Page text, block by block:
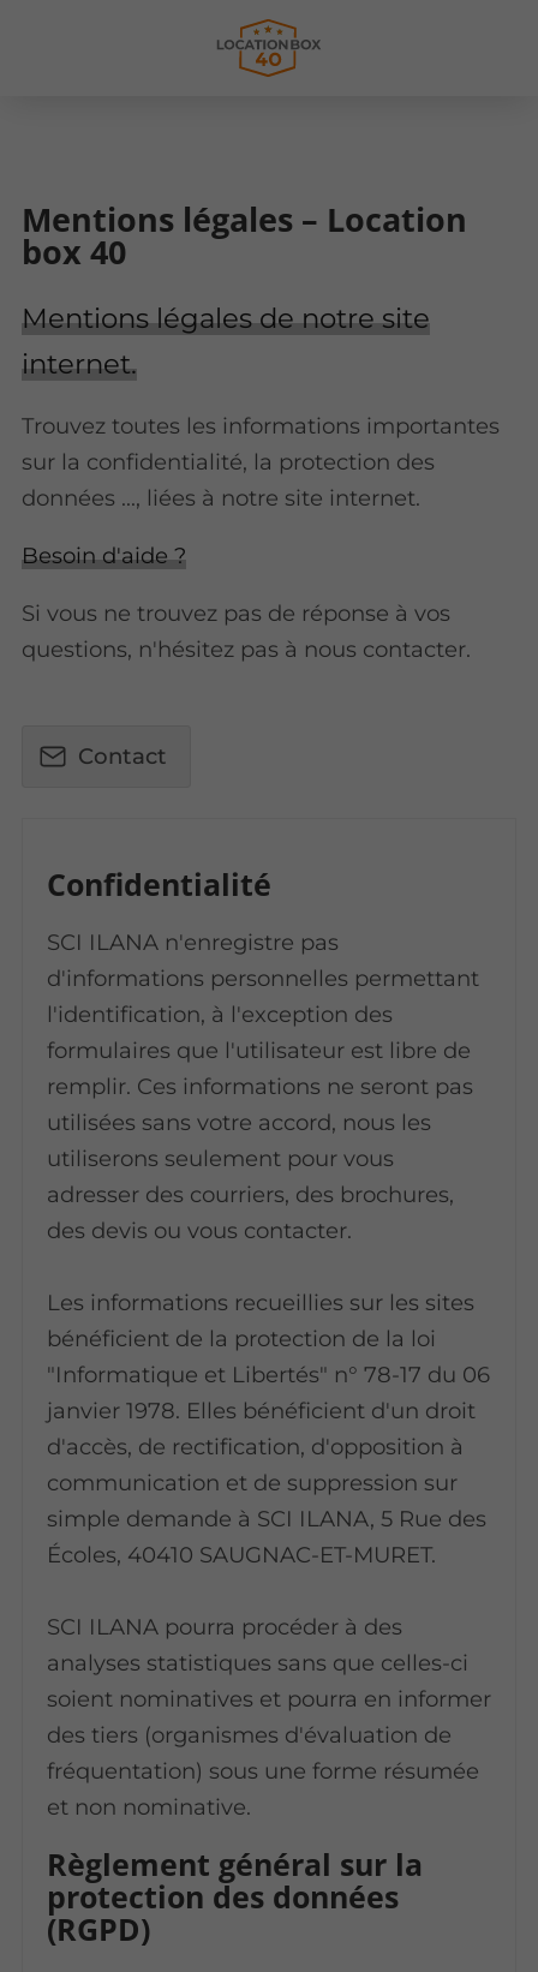
Mentions légales – Location
box 40
Mentions légales de notre site
internet.
Trouvez toutes les informations importantes
sur la confidentialité, la protection des
données ..., liées à notre site internet.
Besoin d'aide ?
Si vous ne trouvez pas de réponse à vos
questions, n'hésitez pas à nous contacter.
Contact
Confidentialité
SCI ILANA n'enregistre pas
d'informations personnelles permettant
l'identification, à l'exception des
formulaires que l'utilisateur est libre de
remplir. Ces informations ne seront pas
utilisées sans votre accord, nous les
utiliserons seulement pour vous
adresser des courriers, des brochures,
des devis ou vous contacter.
Les informations recueillies sur les sites
bénéficient de la protection de la loi
"Informatique et Libertés" n° 78-17 du 06
janvier 1978. Elles bénéficient d'un droit
d'accès, de rectification, d'opposition à
communication et de suppression sur
simple demande à SCI ILANA, 5 Rue des
Écoles, 40410 SAUGNAC-ET-MURET.
SCI ILANA pourra procéder à des
analyses statistiques sans que celles-ci
soient nominatives et pourra en informer
des tiers (organismes d'évaluation de
fréquentation) sous une forme résumée
et non nominative.
Règlement général sur la
protection des données
(RGPD)